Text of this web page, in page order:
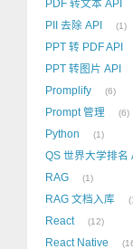
PDF 转文本 API
PII 去除 API 1
PPT 转 PDF API
PPT 转图片 API
Promplify 6
Prompt 管理 6
Python 1
QS 世界大学排名
RAG 1
RAG 文档入库
React 12
React Native